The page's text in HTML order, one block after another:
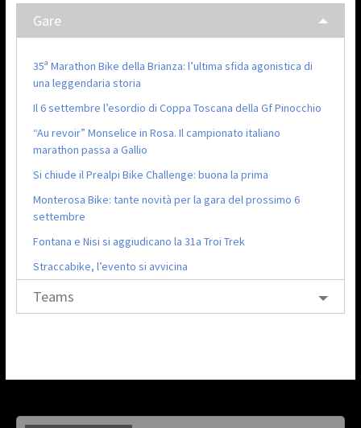
Gare
35ª Marathon Bike della Brianza: l’ultima sfida agonistica di
una leggendaria storia
Il 6 settembre l’esordio di Coppa Toscana della Gf Pinocchio
“Au revoir” Monselice in Rosa. Il campionato italiano
marathon passa a Gallio
Si chiude il Prealpi Bike Challenge: buona la prima
Monterosa Bike: tante novità per la gara del prossimo 6
settembre
Fontana e Nisi si aggiudicano la 31a Troi Trek
Straccabike, l’evento si avvicina
Teams